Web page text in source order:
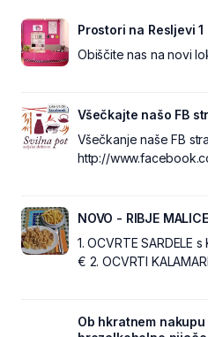
Prostori na Resljevi
Obiščite nas na novi
Všečkajte našo FB
Všečkanje naše FB
http://
NOVO - RIBJE
1. OCVRTE SARDELE
€ 2. OCVRTI
Ob hkratnem